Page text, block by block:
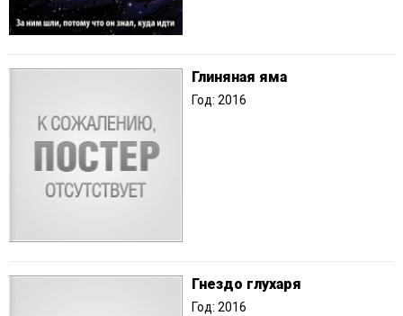
Глиняная яма
Год: 2016
Гнездо глухаря
Год: 2016